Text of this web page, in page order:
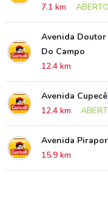
7.1 km
ABERTO
Avenida Doutor
Do Campo
12.4 km
Avenida
12.4 km
Avenida
15.9 km